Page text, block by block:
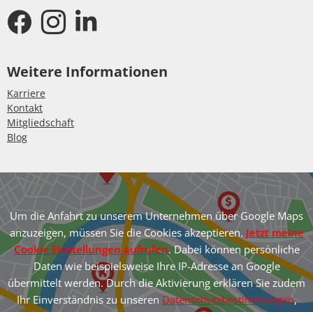
Weitere Informationen
Karriere
Kontakt
Mitgliedschaft
Blog
Um die Anfahrt zu unserem Unternehmen über Google Maps
anzuzeigen, müssen Sie die Cookies akzeptieren. Jetzt meine
Cookie Einstellungen aufrufen. Dabei können persönliche
Daten wie beispielsweise Ihre IP-Adresse an Google
übermittelt werden. Durch die Aktivierung erklären Sie zudem
Ihr Einverständnis zu unseren Datenschutzbestimmungen,